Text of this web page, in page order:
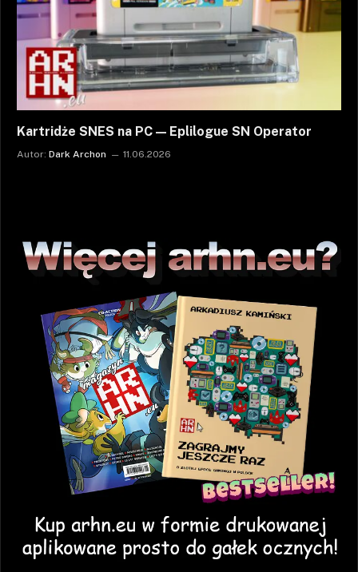
Kartridże SNES na PC — Eplilogue SN Operator
Autor: Dark Archon 11.06.2026